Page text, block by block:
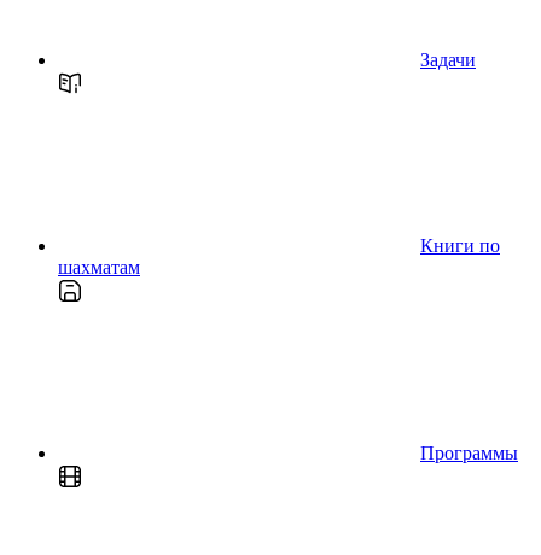
Задачи
Книги по
шахматам
Программы